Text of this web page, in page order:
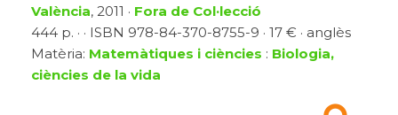
València, 2011 · Fora de Col·lecció
444 p. · · ISBN 978-84-370-8755-9 · 17 € · anglès
Matèria: Matemàtiques i ciències : Biologia,
ciències de la vida